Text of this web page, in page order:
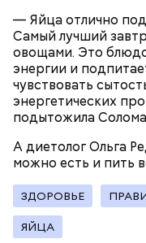
— Яйца отлично
Самый лучший
овощами. Это
энергии и
чувствовать
энергетических
подытожила
А диетолог Ольга
можно есть и пить
ЗДОРОВЬЕ
ЯЙЦА
Фото: Shutterstock
— Наиболее
салаты, лаваш с
запеканка. Щавеля
немного, поэтому
Чем разнообразнее
лучше. Потому что
возникновения
заверил специалист.